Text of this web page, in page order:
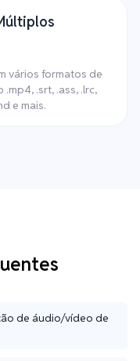
vários formatos de
.srt, .ass, .lrc,
e mais.
de áudio/vídeo de